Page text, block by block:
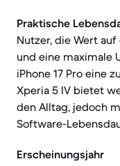
Praktische
Nutzer, die Wert
und eine maximale
iPhone 17 Pro eine
Xperia 5 IV bietet
den Alltag, jedoch
Software-
Erscheinungsjahr